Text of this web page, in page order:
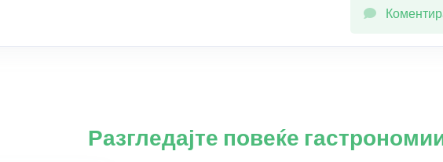
Разгледајте повеќе